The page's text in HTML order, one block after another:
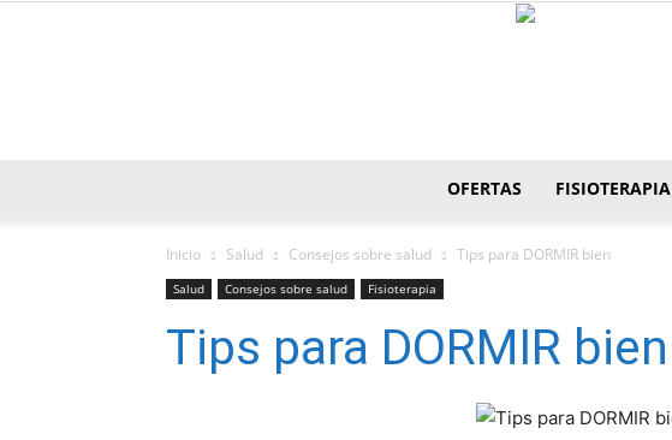
OFERTAS FISIOTERAPIA
Inicio Salud Consejos sobre salud Tips para DORMIR bien
Salud Consejos sobre salud Fisioterapia
Tips para DORMIR bien